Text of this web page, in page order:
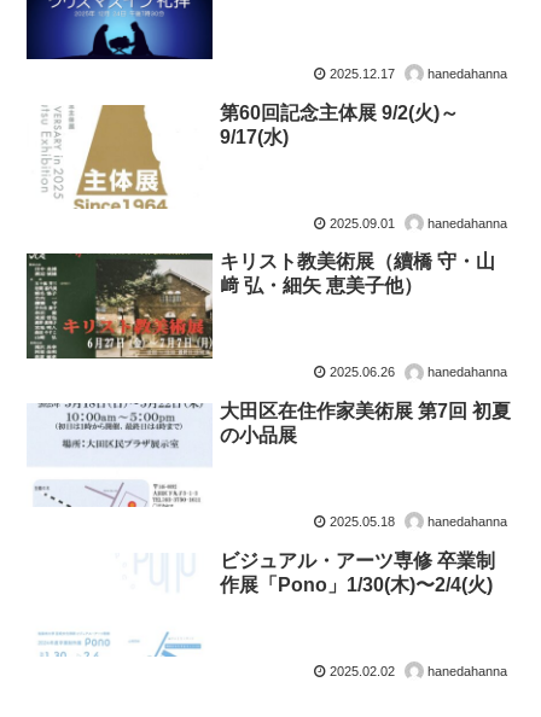
2025.12.17 hanedahanna
第60回記念主体展 9/2(火)～
9/17(水)
2025.09.01 hanedahanna
キリスト教美術展（續橋 守・山
﨑 弘・細矢 恵美子他）
2025.06.26 hanedahanna
大田区在住作家美術展 第7回 初夏
の小品展
2025.05.18 hanedahanna
ビジュアル・アーツ専修 卒業制
作展「Pono」1/30(木)〜2/4(火)
2025.02.02 hanedahanna